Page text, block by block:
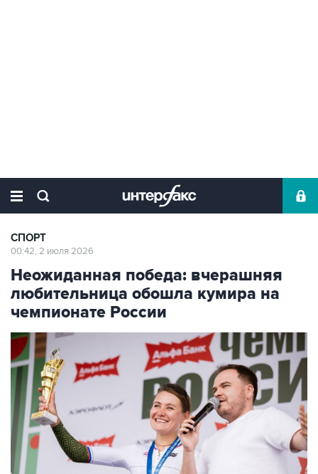
СПОРТ
00:42, 2 июля 2026
Неожиданная победа: вчерашняя
любительница обошла кумира на
чемпионате России